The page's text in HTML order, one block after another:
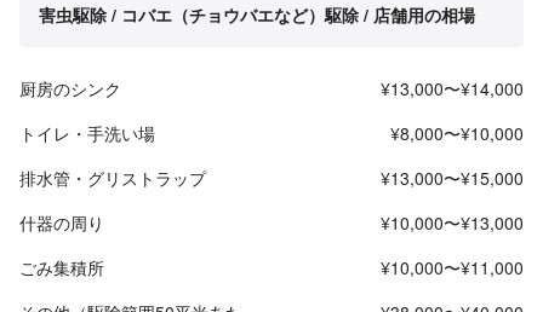
害虫駆除 / コバエ（チョウバエなど）駆除 / 店舗用の相場
厨房のシンク
¥13,000〜¥14,000
トイレ・手洗い場
¥8,000〜¥10,000
排水管・グリストラップ
¥13,000〜¥15,000
什器の周り
¥10,000〜¥13,000
ごみ集積所
¥10,000〜¥11,000